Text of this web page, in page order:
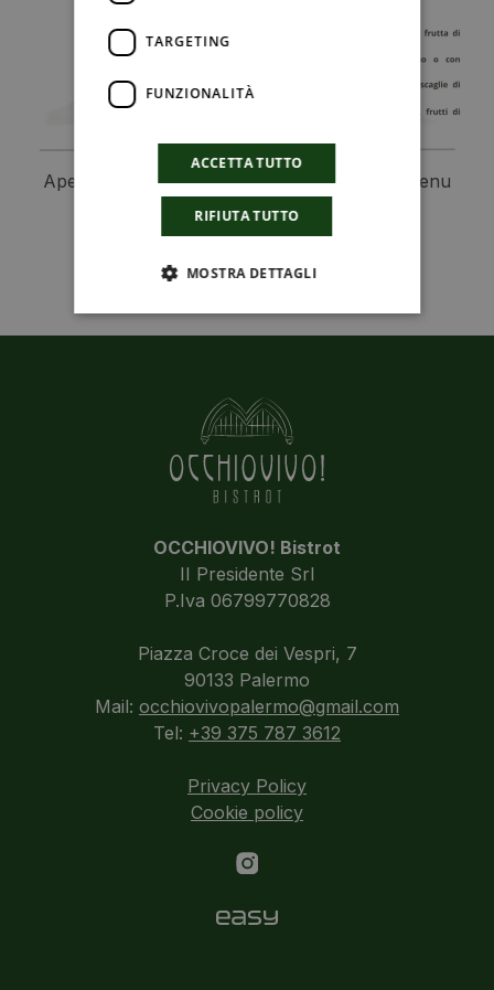
Apertura a pranzo tutte le domeniche con menu
pranzo.
Chiama oppure scrivi su whatsapp:
+39 375 787 3612
OCCHIOVIVO! Bistrot
II Presidente Srl
P.Iva 06799770828
Piazza Croce dei Vespri, 7
90133 Palermo
Mail: occhiovivopalermo@gmail.com
Tel: +39 375 787 3612
Privacy Policy
Cookie policy
TARGETING
FUNZIONALITÀ
ACCETTA TUTTO
RIFIUTA TUTTO
MOSTRA DETTAGLI